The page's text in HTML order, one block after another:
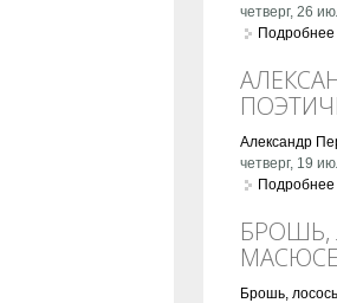
четверг, 26
Подробнее
Александр
четверг, 19
Подробнее
БРОШЬ,
МАСЮСЕ
Брошь,